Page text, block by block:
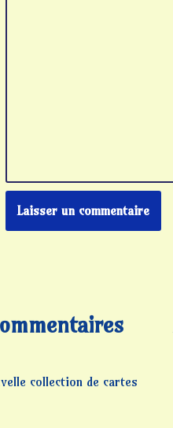
collection de cartes